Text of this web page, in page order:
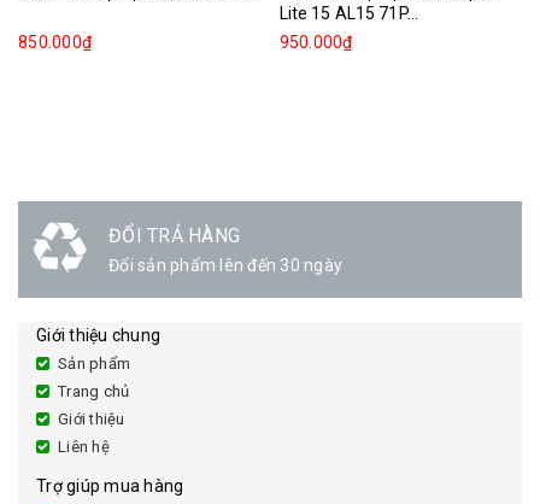
850.000₫
Lite 15 AL15 71P...
950.000₫
ĐỔI TRẢ HÀNG
Đổi sản phẩm lên đến 30 ngày
Giới thiệu chung
Sản phẩm
Trang chủ
Giới thiệu
Liên hệ
Trợ giúp mua hàng